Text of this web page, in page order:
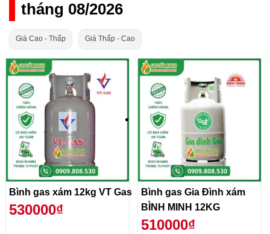
tháng 08/2026
Giá Cao - Thấp Giá Thấp - Cao
Bình gas xám 12kg VT Gas
530000₫
Bình gas Gia Đình xám
BÌNH MINH 12KG
510000₫